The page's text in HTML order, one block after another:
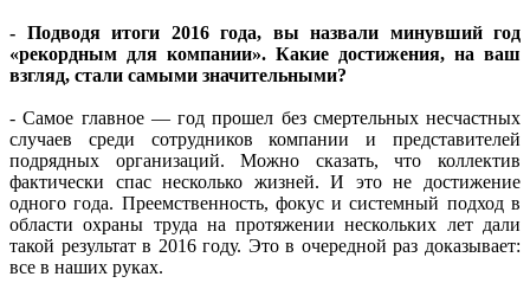
- Подводя итоги 2016 года, вы назвали минувший год
«рекордным для компании». Какие достижения, на ваш
взгляд, стали самыми значительными?
- Самое главное — год прошел без смертельных несчастных
случаев среди сотрудников компании и представителей
подрядных организаций. Можно сказать, что коллектив
фактически спас несколько жизней. И это не достижение
одного года. Преемственность, фокус и системный подход в
области охраны труда на протяжении нескольких лет дали
такой результат в 2016 году. Это в очередной раз доказывает:
все в наших руках.